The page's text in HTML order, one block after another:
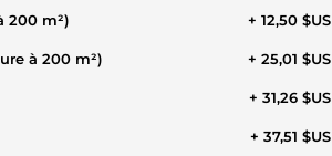
à 200 m²) + 12,50 $US
à 200 m²) + 25,01 $US
+ 31,26 $US
+ 37,51 $US